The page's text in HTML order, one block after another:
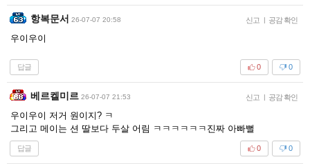
항복문서 26-07-07 20:58 신고 | 공감 확인
우이우이
답글 0
0
베르켈미르 26-07-07 21:53 신고 | 공감 확인
우이우이 저거 원이지? ㅋ
그리고 메이는 션 딸보다 두살 어림 ㅋㅋㅋㅋㅋㅋ진짜 아빠뻘
답글 0
0